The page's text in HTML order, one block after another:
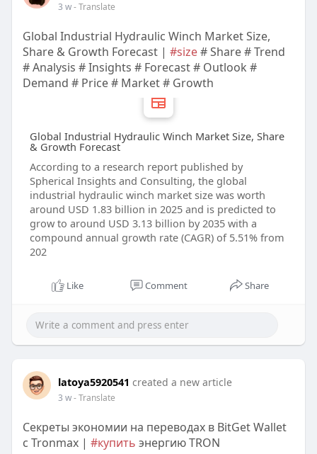
3 w- Translate
Global Industrial Hydraulic Winch Market Size,
Share & Growth Forecast | #size# Share # Trend
# Analysis # Insights # Forecast # Outlook #
Demand # Price # Market # Growth
Global Industrial Hydraulic Winch Market Size, Share
& Growth Forecast
According to a research report published by
Spherical Insights and Consulting, the global
industrial hydraulic winch market size was worth
around USD 1.83 billion in 2025 and is predicted to
grow to around USD 3.13 billion by 2035 with a
compound annual growth rate (CAGR) of 5.51% from
202
Like Comment Share
latoya5920541 created a new article
3 w- Translate
Секреты экономии на переводах в BitGet Wallet
с Tronmax | #купить энергию TRON